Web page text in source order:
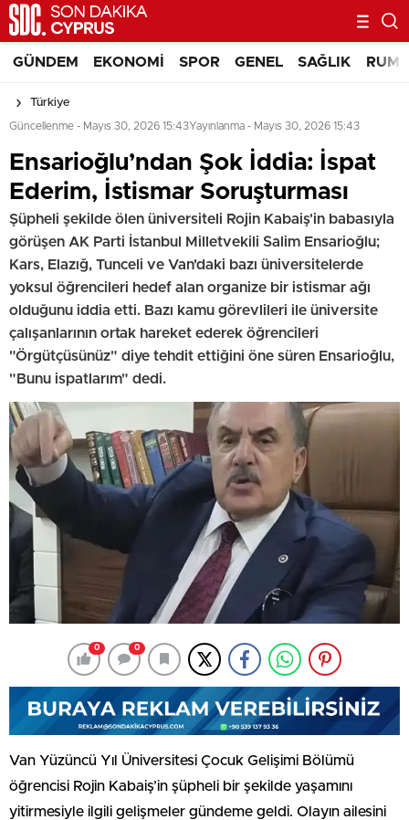
GÜNDEM EKONOMI SPOR GENEL SAĞLIK RUM
Türkiye
Güncellenme - Mayıs 30, 2026 15:43Yayınlanma - Mayıs 30, 2026 15:43
Ensarioğlu’ndan Şok İddia: İspat
Ederim, İstismar Soruşturması
Şüpheli şekilde ölen üniversiteli Rojin Kabaiş'in babasıyla
görüşen AK Parti İstanbul Milletvekili Salim Ensarioğlu;
Kars, Elazığ, Tunceli ve Van'daki bazı üniversitelerde
yoksul öğrencileri hedef alan organize bir istismar ağı
olduğunu iddia etti. Bazı kamu görevlileri ile üniversite
çalışanlarının ortak hareket ederek öğrencileri
"Örgütçüsünüz" diye tehdit ettiğini öne süren Ensarioğlu,
"Bunu ispatlarım" dedi.
0 0
Van Yüzüncü Yıl Üniversitesi Çocuk Gelişimi Bölümü
öğrencisi Rojin Kabaiş’in şüpheli bir şekilde yaşamını
yitirmesiyle ilgili gelişmeler gündeme geldi. Olayın ailesini